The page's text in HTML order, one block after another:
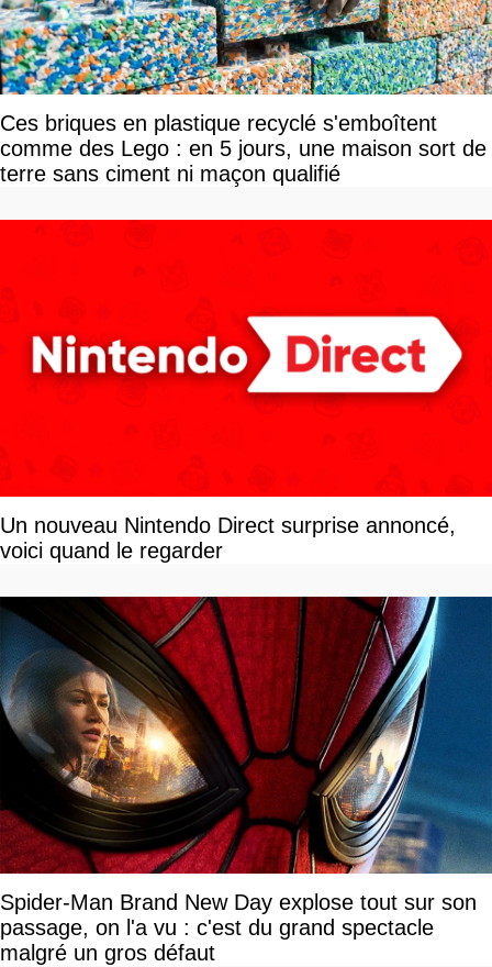
Ces briques en plastique recyclé s'emboîtent
comme des Lego : en 5 jours, une maison sort de
terre sans ciment ni maçon qualifié
Un nouveau Nintendo Direct surprise annoncé,
voici quand le regarder
Spider-Man Brand New Day explose tout sur son
passage, on l'a vu : c'est du grand spectacle
malgré un gros défaut